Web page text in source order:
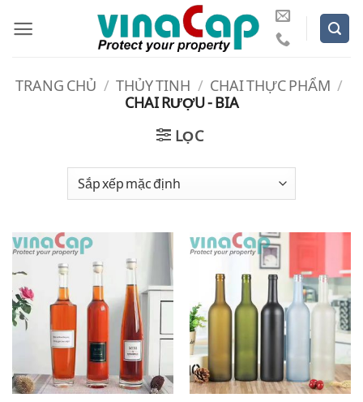
qua
dungTRANG CHỦ / THỦY TINH / CHAI THỰC PHẨM /
CHAI RƯỢU - BIA
LỌC